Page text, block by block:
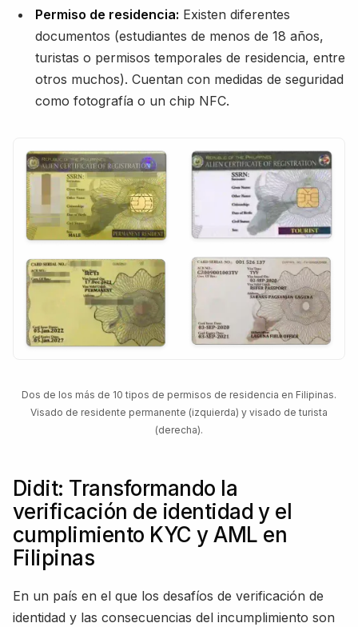
Permiso de residencia: Existen diferentes
documentos (estudiantes de menos de 18 años,
turistas o permisos temporales de residencia, entre
otros muchos). Cuentan con medidas de seguridad
como fotografía o un chip NFC.
Dos de los más de 10 tipos de permisos de residencia en Filipinas.
Visado de residente permanente (izquierda) y visado de turista
(derecha).
Didit: Transformando la
verificación de identidad y el
cumplimiento KYC y AML en
Filipinas
En un país en el que los desafíos de verificación de
identidad y las consecuencias del incumplimiento son